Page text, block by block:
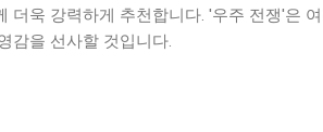
더욱 강력하게 추천합니다. '우주 전쟁'은
감을 선사할 것입니다.